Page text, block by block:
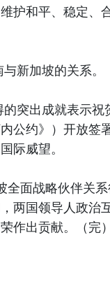
护和平、稳定、
新加坡的关系。
突出成就表示祝
公约》）开放签
际威望。
全面战略伙伴关
两国领导人政治
作出贡献。（完）